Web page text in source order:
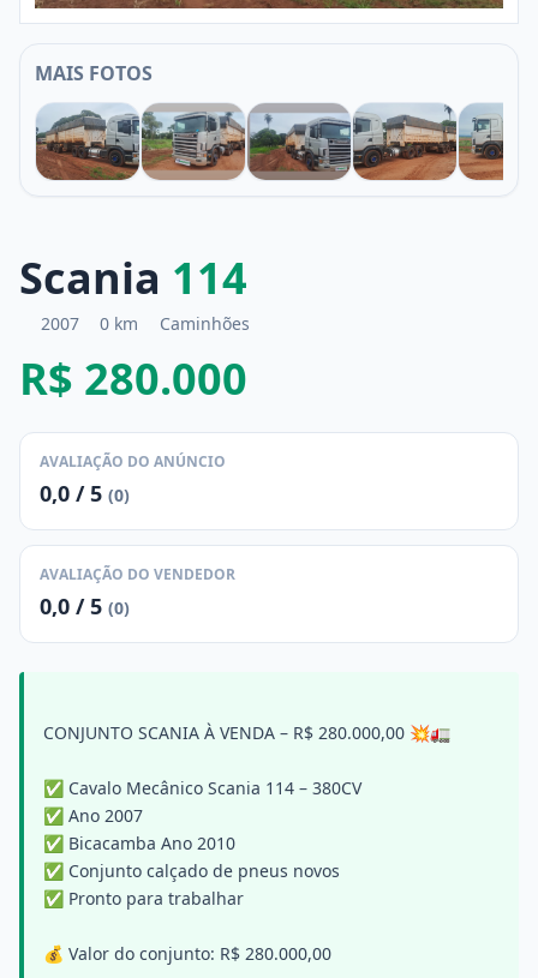
MAIS FOTOS
Scania 114
2007 0 km Caminhões
R$ 280.000
AVALIAÇÃO DO ANÚNCIO
0,0 / 5 (0)
AVALIAÇÃO DO VENDEDOR
0,0 / 5 (0)
CONJUNTO SCANIA À VENDA – R$ 280.000,00 💥🚛
✅ Cavalo Mecânico Scania 114 – 380CV
✅ Ano 2007
✅ Bicacamba Ano 2010
✅ Conjunto calçado de pneus novos
✅ Pronto para trabalhar
💰 Valor do conjunto: R$ 280.000,00